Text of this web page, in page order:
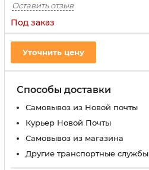
Оставить отзыв
Под заказ
Уточнить цену
Способы доставки
Самовывоз из Новой почты
Курьер Новой Почты
Самовывоз из магазина
Другие транспортные службы